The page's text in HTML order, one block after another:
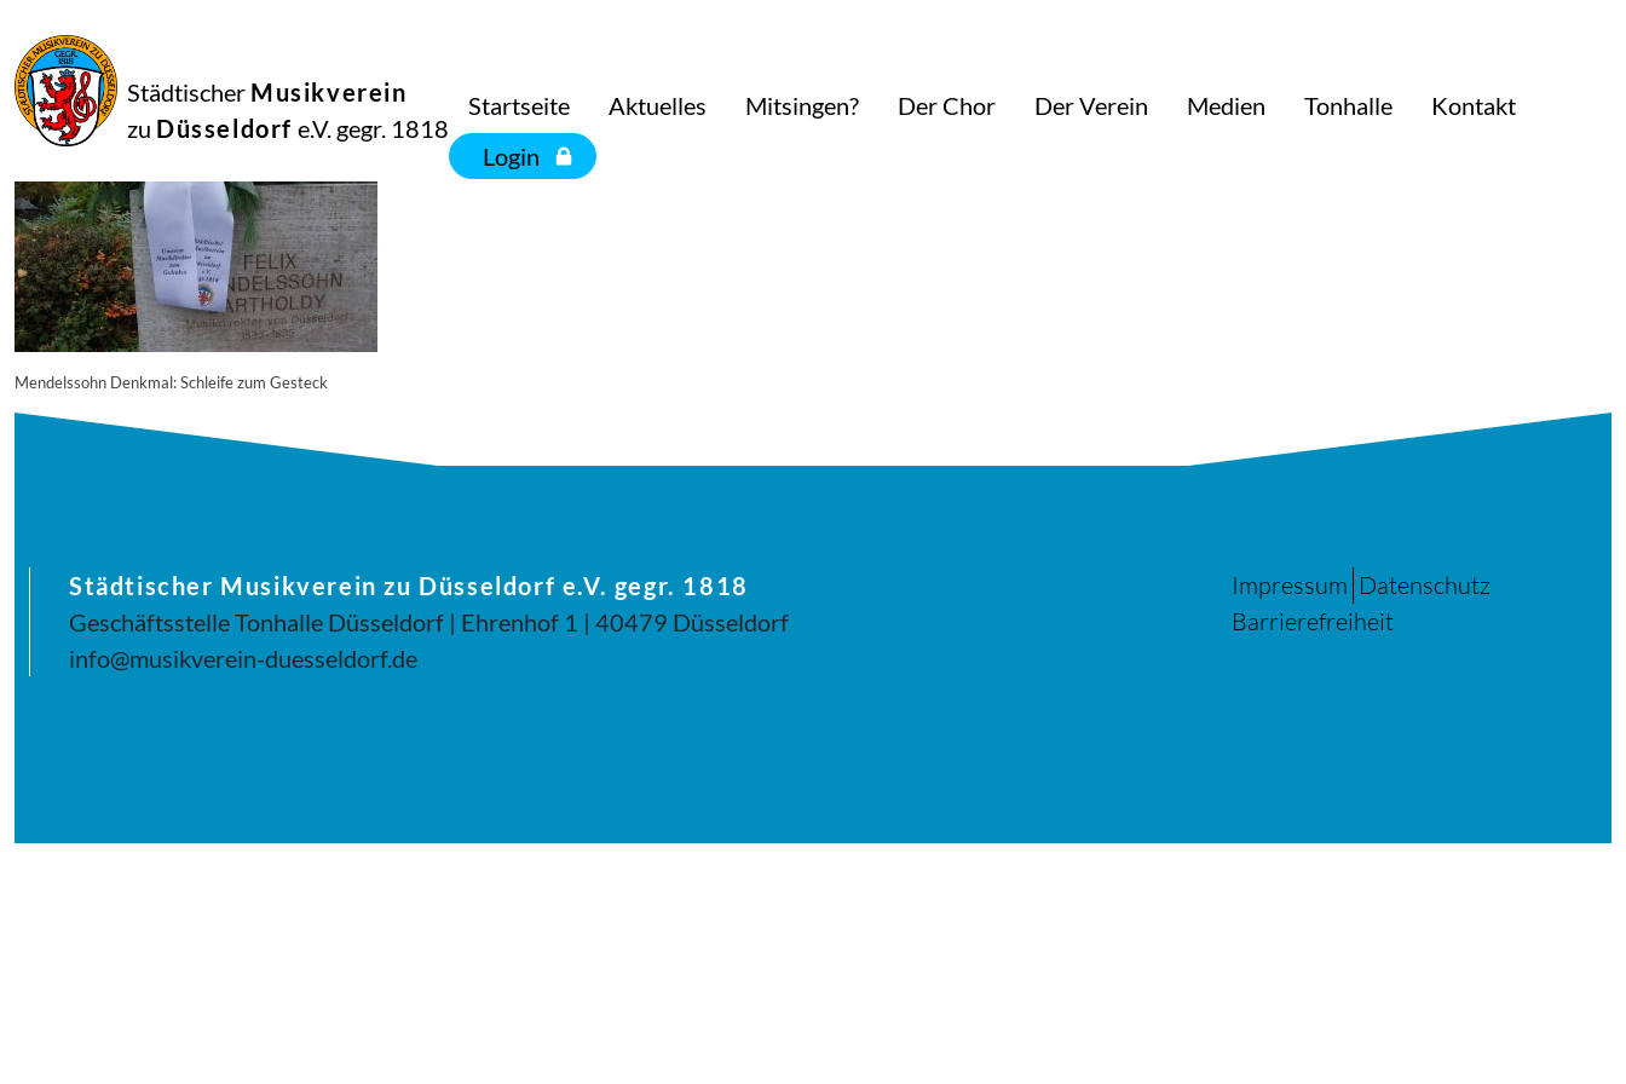
Städtischer Musikverein
zu Düsseldorf e.V. gegr. 1818
Startseite Aktuelles Mitsingen? Der Chor Der Verein Medien Tonhalle
Kontakt
Login
November
2016
Manfred Hill
DSC_0448
Mendelssohn Denkmal: Schleife zum Gesteck
Städtischer Musikverein zu Düsseldorf e.V. gegr. 1818
Geschäftsstelle Tonhalle Düsseldorf | Ehrenhof 1 | 40479 Düsseldorf
info@musikverein-duesseldorf.de
Impressum Datenschutz
Barrierefreiheit